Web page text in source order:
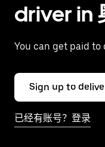
driver in
You can get paid to
Sign up to
已经有账号？登录